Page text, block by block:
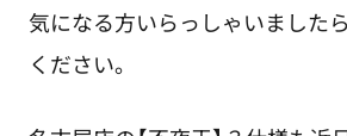
気になる方いらっしゃいました
ください。